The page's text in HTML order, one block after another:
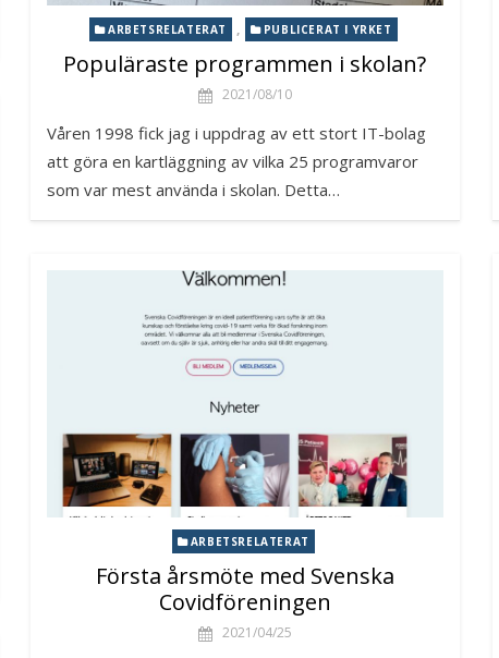
ARBETSRELATERAT , PUBLICERAT I YRKET
Populäraste programmen i skolan?
2021/08/10
Våren 1998 fick jag i uppdrag av ett stort IT-bolag
att göra en kartläggning av vilka 25 programvaror
som var mest använda i skolan. Detta…
ARBETSRELATERAT
Första årsmöte med Svenska
Covidföreningen
2021/04/25